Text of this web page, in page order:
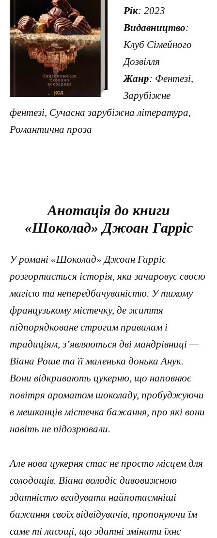
Рік: 2023
Видавництво:
Клуб Сімейного
Дозвілля
Жанр: Фентезі,
Зарубіжне
фентезі, Сучасна зарубіжна література,
Романтична проза
Анотація до книги
«Шоколад» Джоан Гарріс
У романі «Шоколад» Джоан Гарріс
розгортається історія, яка зачаровує своєю
магією та непередбачуваністю. У тихому
французькому містечку, де життя
підпорядковане строгим правилам і
традиціям, з’являються дві мандрівниці —
Віана Роше та її маленька донька Анук.
Вони відкривають цукерню, що наповнює
повітря ароматом шоколаду, пробуджуючи
в мешканців містечка бажання, про які вони
навіть не підозрювали.
Але нова цукерня стає не просто місцем для
солодощів. Віана володіє дивовижною
здатністю вгадувати найпотаємніші
бажання своїх відвідувачів, пропонуючи їм
саме ті ласощі, що здатні змінити їхнє